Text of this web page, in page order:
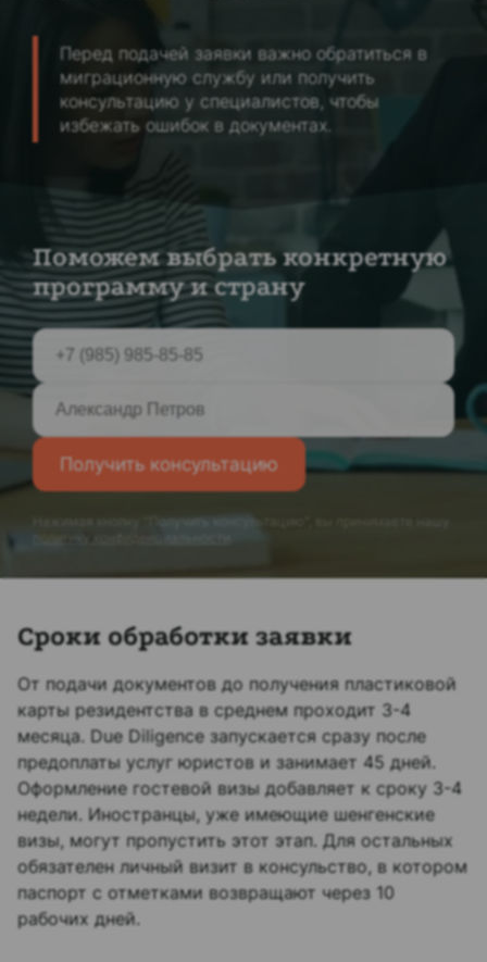
Перед подачей заявки важно обратиться в
миграционную службу или получить
консультацию у специалистов, чтобы
избежать ошибок в документах.
Поможем выбрать конкретную
программу и страну
Получить консультацию
Нажимая кнопку "Получить консультацию", вы принимаете нашу
политику конфиденциальности
Сроки обработки заявки
От подачи документов до получения пластиковой
карты резидентства в среднем проходит 3-4
месяца. Due Diligence запускается сразу после
предоплаты услуг юристов и занимает 45 дней.
Оформление гостевой визы добавляет к сроку 3-4
недели. Иностранцы, уже имеющие шенгенские
визы, могут пропустить этот этап. Для остальных
обязателен личный визит в консульство, в котором
паспорт с отметками возвращают через 10
рабочих дней.